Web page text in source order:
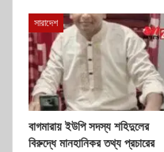
সারাদেশ
বাগমারায় ইউপি সদস্য শহিদুলের
বিরুদ্ধে মানহানিকর তথ্য প্রচারের